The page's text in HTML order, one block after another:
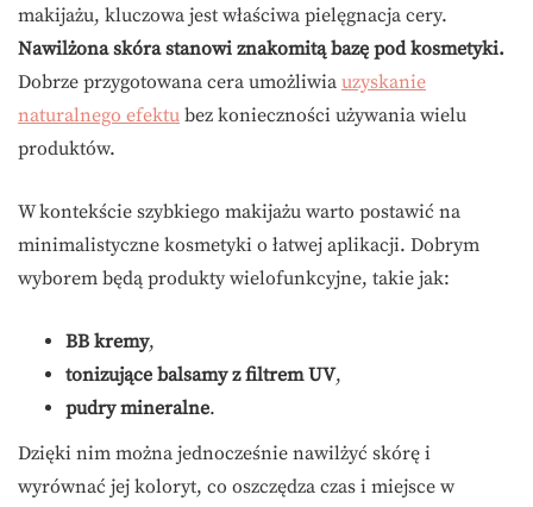
makijażu, kluczowa jest właściwa pielęgnacja cery.
Nawilżona skóra stanowi znakomitą bazę pod kosmetyki.
Dobrze przygotowana cera umożliwia uzyskanie
naturalnego efektu bez konieczności używania wielu
produktów.
W kontekście szybkiego makijażu warto postawić na
minimalistyczne kosmetyki o łatwej aplikacji. Dobrym
wyborem będą produkty wielofunkcyjne, takie jak:
BB kremy,
tonizujące balsamy z filtrem UV,
pudry mineralne.
Dzięki nim można jednocześnie nawilżyć skórę i
wyrównać jej koloryt, co oszczędza czas i miejsce w